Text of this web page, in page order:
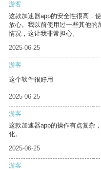
游客
这款加速器app的安全性很高，
放心。我以前使用过一些其他的
情况，这让我非常担心。
2025-06-25
游客
这个软件很好用
2025-06-25
游客
这款加速器app的操作有点复杂
化。
2025-06-25
游客